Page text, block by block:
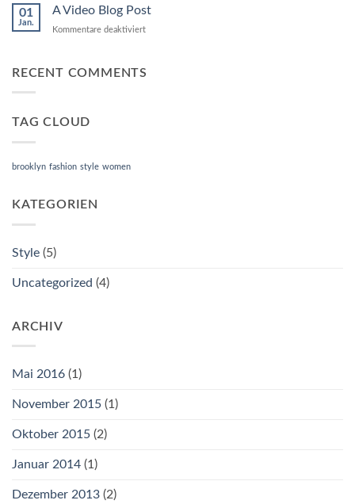
Gallery
Simple
Post
01
Jan.
A Video Blog Post
Kommentare deaktiviertfür
Blog
RECENT COMMENTS
TAG CLOUD
brooklyn fashion style women
KATEGORIEN
Style (5)
Uncategorized (4)
ARCHIV
Mai 2016 (1)
November 2015 (1)
Oktober 2015 (2)
Januar 2014 (1)
Dezember 2013 (2)